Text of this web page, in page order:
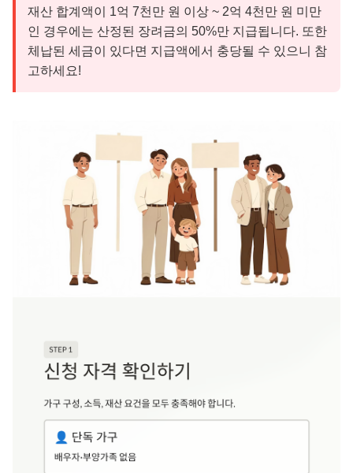
재산 합계액이 1억 7천만 원 이상 ~ 2억 4천만 원 미만
인 경우에는 산정된 장려금의 50%만 지급됩니다. 또한
체납된 세금이 있다면 지급액에서 충당될 수 있으니 참
고하세요!